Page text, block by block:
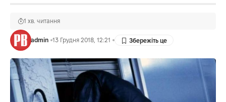
admin 13 Грудня 2018, 12:21
1 хв. читання